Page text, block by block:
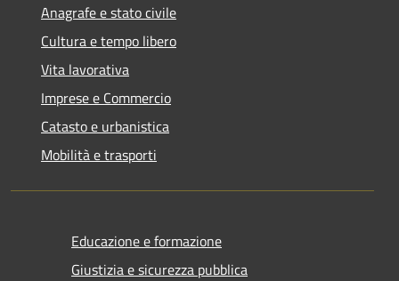
Anagrafe e stato civile
Cultura e tempo libero
Vita lavorativa
Imprese e Commercio
Catasto e urbanistica
Mobilità e trasporti
Educazione e formazione
Giustizia e sicurezza pubblica